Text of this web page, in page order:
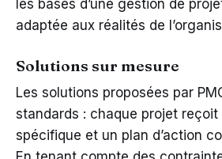
les bases d’une gestion de
adaptée aux réalités de
Solutions sur mesure
Les solutions proposées par
standards : chaque projet
spécifique et un plan d’action